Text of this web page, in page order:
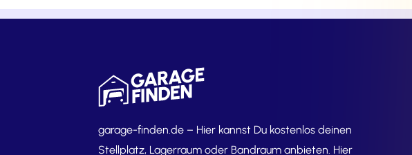
garage-finden.de – Hier kannst Du kostenlos deinen
Stellplatz, Lagerraum oder Bandraum anbieten. Hier